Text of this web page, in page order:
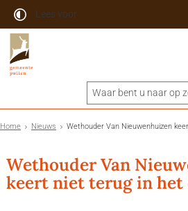
Lees voor
Home Nieuws Wethouder Van Nieuwenhuizen
Wethouder Van
keert niet terug in het